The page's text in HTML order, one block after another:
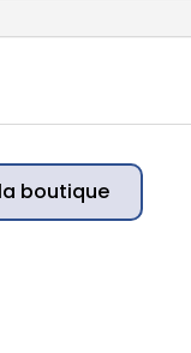
boutique